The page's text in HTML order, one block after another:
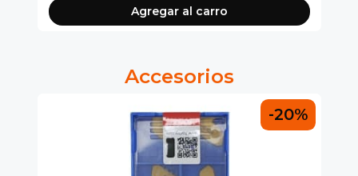
Agregar al carro
Accesorios
-20%